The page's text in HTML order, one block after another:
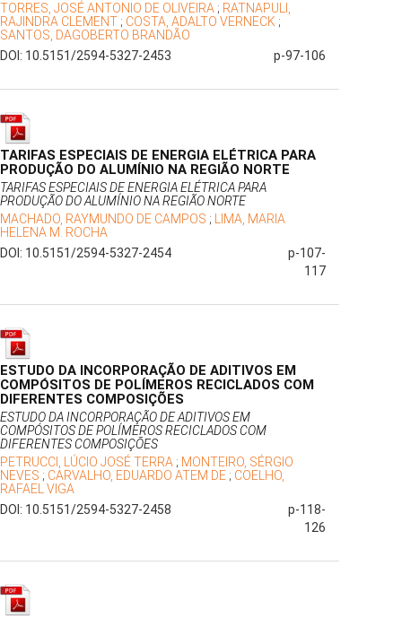
TORRES, JOSÉ ANTONIO DE OLIVEIRA ; RATNAPULI,
RAJINDRA CLEMENT ; COSTA, ADALTO VERNECK ;
SANTOS, DAGOBERTO BRANDÃO
DOI: 10.5151/2594-5327-2453
p-97-106
TARIFAS ESPECIAIS DE ENERGIA ELÉTRICA PARA
PRODUÇÃO DO ALUMÍNIO NA REGIÃO NORTE
TARIFAS ESPECIAIS DE ENERGIA ELÉTRICA PARA
PRODUÇÃO DO ALUMÍNIO NA REGIÃO NORTE
MACHADO, RAYMUNDO DE CAMPOS ; LIMA, MARIA
HELENA M. ROCHA
DOI: 10.5151/2594-5327-2454
p-107-
117
ESTUDO DA INCORPORAÇÃO DE ADITIVOS EM
COMPÓSITOS DE POLÍMEROS RECICLADOS COM
DIFERENTES COMPOSIÇÕES
ESTUDO DA INCORPORAÇÃO DE ADITIVOS EM
COMPÓSITOS DE POLÍMEROS RECICLADOS COM
DIFERENTES COMPOSIÇÕES
PETRUCCI, LÚCIO JOSÉ TERRA ; MONTEIRO, SÉRGIO
NEVES ; CARVALHO, EDUARDO ATEM DE ; COELHO,
RAFAEL VIGA
DOI: 10.5151/2594-5327-2458
p-118-
126